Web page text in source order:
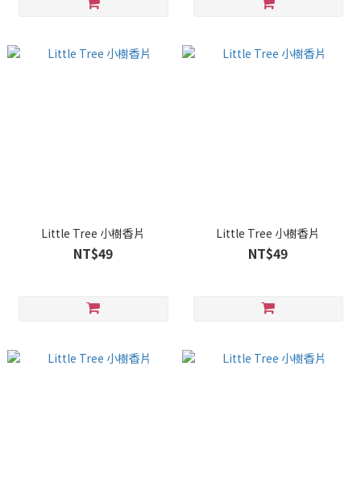
Little Tree 小樹香片
NT$49
Little Tree 小樹香片
NT$49